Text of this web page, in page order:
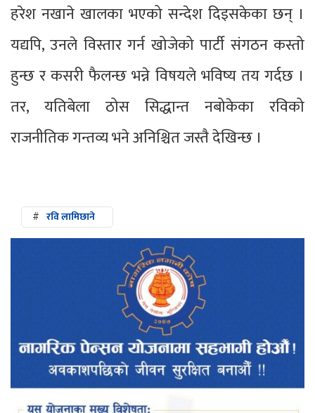
हरेश नखाने खालका भएको सन्देश दिइसकेका छन् ।
यद्यपि, उनले विस्तार गर्न खोजेको पार्टी संगठन कस्तो
हुन्छ र कसरी फैलन्छ भन्ने विषयले भविष्य तय गर्दछ ।
तर, यतिबेला ठोस सिद्धान्त नबोकेका रविको
राजनीतिक गन्तव्य भने अनिश्चित जस्तै देखिन्छ ।
# रवि लामिछाने